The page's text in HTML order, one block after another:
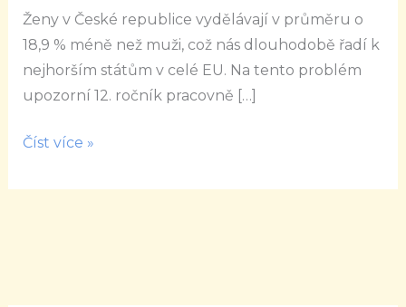
Ženy v České republice vydělávají v průměru o
18,9 % méně než muži, což nás dlouhodobě řadí k
nejhorším státům v celé EU. Na tento problém
upozorní 12. ročník pracovně […]
Načerpejte
energii
a
inspiraci
úspěšných
Číst více »